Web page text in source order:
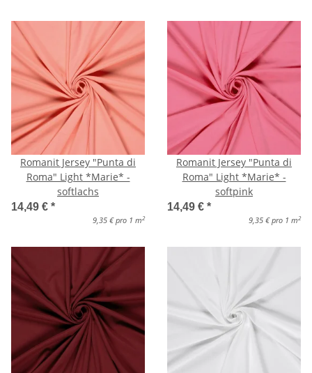
Romanit Jersey "Punta di
Roma" Light *Marie* -
softlachs
14,49 € *
9,35 € pro 1 m 2
Romanit Jersey "Punta di
Roma" Light *Marie* -
softpink
14,49 € *
9,35 € pro 1 m 2